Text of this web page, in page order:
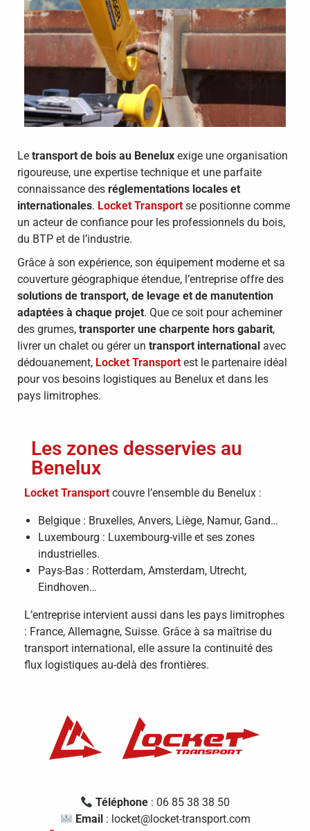
Le transport de bois au Benelux exige une organisation
rigoureuse, une expertise technique et une parfaite
connaissance des réglementations locales et
internationales. Locket Transport se positionne comme
un acteur de confiance pour les professionnels du bois,
du BTP et de l’industrie.
Grâce à son expérience, son équipement moderne et sa
couverture géographique étendue, l’entreprise offre des
solutions de transport, de levage et de manutention
adaptées à chaque projet. Que ce soit pour acheminer
des grumes, transporter une charpente hors gabarit,
livrer un chalet ou gérer un transport international avec
dédouanement, Locket Transport est le partenaire idéal
pour vos besoins logistiques au Benelux et dans les
pays limitrophes.
Les zones desservies au
Benelux
Locket Transport couvre l’ensemble du Benelux :
Belgique : Bruxelles, Anvers, Liège, Namur, Gand…
Luxembourg : Luxembourg-ville et ses zones
industrielles.
Pays-Bas : Rotterdam, Amsterdam, Utrecht,
Eindhoven…
L’entreprise intervient aussi dans les pays limitrophes
: France, Allemagne, Suisse. Grâce à sa maîtrise du
transport international, elle assure la continuité des
flux logistiques au-delà des frontières.
Téléphone : 06 85 38 38 50
Email : locket@locket-transport.com